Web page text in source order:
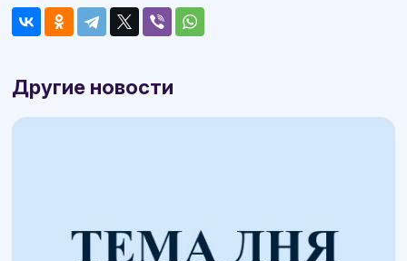
Другие новости